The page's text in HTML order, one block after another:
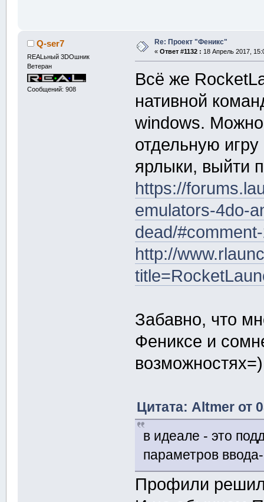
Q-ser7
REALьный 3DOшник
Ветеран
Сообщений: 908
Re: Проект "Феникс"
« Ответ #1132 : 18 Апрель 2017,
Всё же
нативной
windows. Можно
отдельную
ярлыки, выйти
https://
emulators-4do-
dead/
http://
Забавно, что
Фениксе и
возможностях=)
Цитата: Altmer от
в идеале - это
параметров
Профили